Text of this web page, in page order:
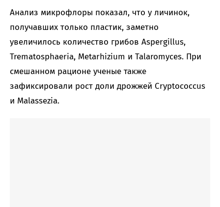
Анализ микрофлоры показал, что у личинок,
получавших только пластик, заметно
увеличилось количество грибов Aspergillus,
Trematosphaeria, Metarhizium и Talaromyces. При
смешанном рационе ученые также
зафиксировали рост доли дрожжей Cryptococcus
и Malassezia.